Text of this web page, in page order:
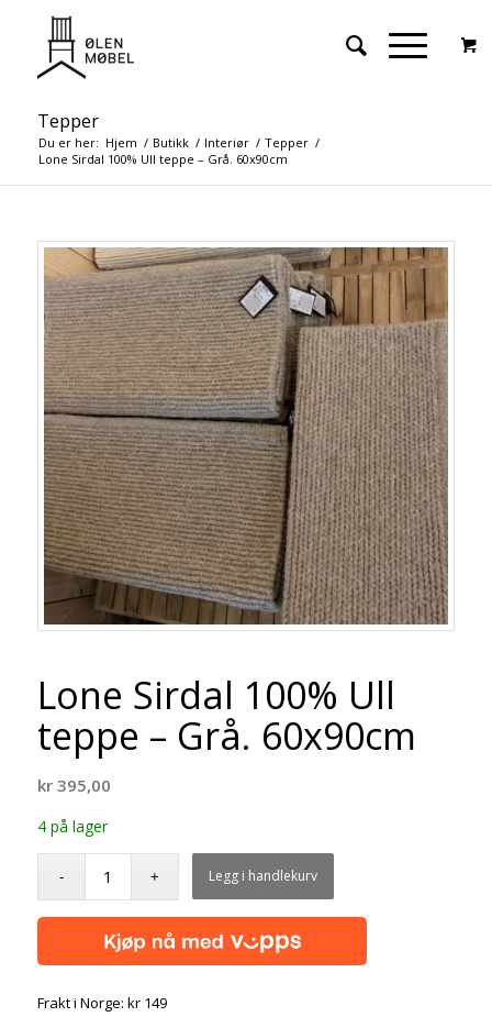
Tepper
Du er her: Hjem / Butikk / Interiør / Tepper /
Lone Sirdal 100% Ull teppe – Grå. 60x90cm
Lone Sirdal 100% Ull
teppe – Grå. 60x90cm
kr395,00
4 på lager
Legg i handlekurv
Frakt i Norge: kr 149